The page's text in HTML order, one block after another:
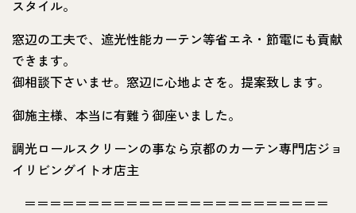
スタイル。
窓辺の工夫で、遮光性能カーテン等省エネ・節電にも貢献
できます。
御相談下さいませ。窓辺に心地よさを。提案致します。
御施主様、本当に有難う御座いました。
調光ロールスクリーンの事なら京都のカーテン専門店ジョ
イリビングイトオ店主
＝＝＝＝＝＝＝＝＝＝＝＝＝＝＝＝＝＝＝＝＝＝＝＝